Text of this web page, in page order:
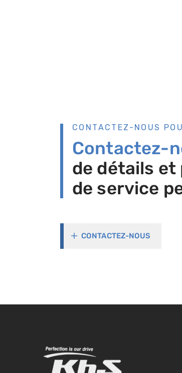
CONTACTEZ-NOUS
Contactez-
de détails
de service
CONTACTEZ-NOUS